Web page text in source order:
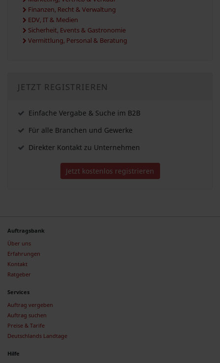
Finanzen, Recht & Verwaltung
EDV, IT & Medien
Sicherheit, Events & Gastronomie
Vermittlung, Personal & Beratung
JETZT REGISTRIEREN
Einfache Vergabe & Suche im B2B
Für alle Branchen und Gewerke
Direkter Kontakt zu Unternehmen
Jetzt kostenlos registrieren
Auftragsbank
Über uns
Erfahrungen
Kontakt
Ratgeber
Services
Auftrag vergeben
Auftrag suchen
Preise & Tarife
Deutschlands Landtage
Hilfe